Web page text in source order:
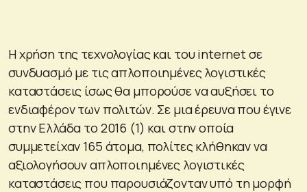
Η χρήση της τεχνολογίας και του internet σε
συνδυασμό με τις απλοποιημένες λογιστικές
καταστάσεις ίσως θα μπορούσε να αυξήσει το
ενδιαφέρον των πολιτών. Σε μια έρευνα που έγινε
στην Ελλάδα το 2016 (1) και στην οποία
συμμετείχαν 165 άτομα, πολίτες κλήθηκαν να
αξιολογήσουν απλοποιημένες λογιστικές
καταστάσεις που παρουσιάζονταν υπό τη μορφή